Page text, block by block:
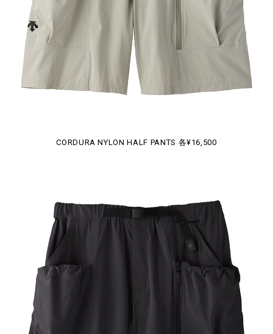
CORDURA NYLON HALF PANTS 各¥16,500